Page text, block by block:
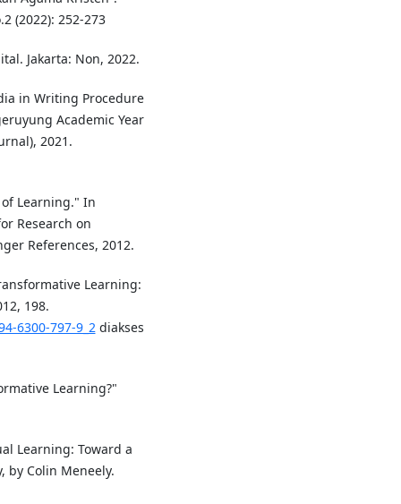
(2022): 252-273
Jakarta: Non, 2022.
in Writing Procedure
Academic Year
2021.
Learning." In
Research on
References, 2012.
Learning:
198.
6300-797-9_2diakses
Learning?"
Learning: Toward a
by Colin Meneely.